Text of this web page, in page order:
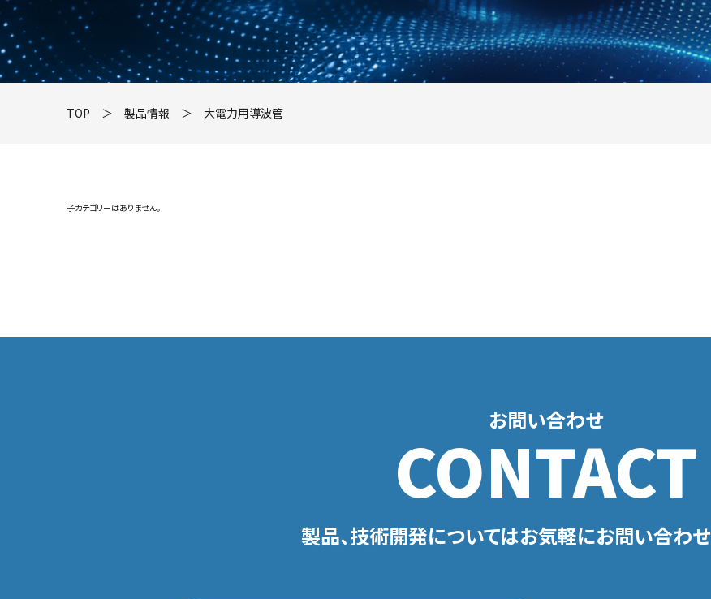
TOP ＞ 製品情報 ＞ 大電力用導波管
子カテゴリーはありません。
お問い合わせ
CONTACT
製品、技術開発についてはお気軽にお問い合わせ